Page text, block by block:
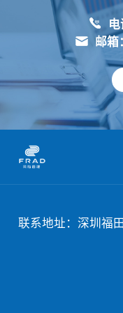
邮箱
联系地址：深圳福